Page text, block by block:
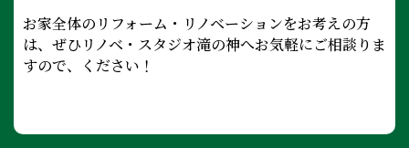
お家全体のリフォーム・リノベーションをお考えの方
は、ぜひリノベ・スタジオ滝の神へお気軽にご相談りま
すので、ください！